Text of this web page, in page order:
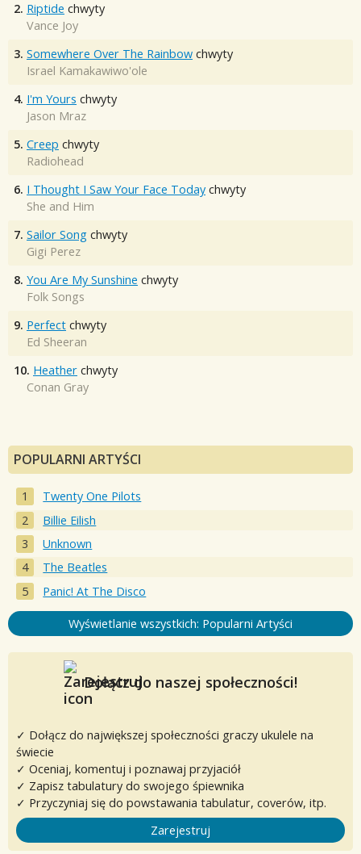
2. Riptide chwyty
Vance Joy
3. Somewhere Over The Rainbow chwyty
Israel Kamakawiwo'ole
4. I'm Yours chwyty
Jason Mraz
5. Creep chwyty
Radiohead
6. I Thought I Saw Your Face Today chwyty
She and Him
7. Sailor Song chwyty
Gigi Perez
8. You Are My Sunshine chwyty
Folk Songs
9. Perfect chwyty
Ed Sheeran
10. Heather chwyty
Conan Gray
POPULARNI ARTYŚCI
Twenty One Pilots
Billie Eilish
Unknown
The Beatles
Panic! At The Disco
Wyświetlanie wszystkich: Popularni Artyści
Dołącz do naszej społeczności!
✓ Dołącz do największej społeczności graczy ukulele na
świecie
✓ Oceniaj, komentuj i poznawaj przyjaciół
✓ Zapisz tabulatury do swojego śpiewnika
✓ Przyczyniaj się do powstawania tabulatur, coverów, itp.
Zarejestruj